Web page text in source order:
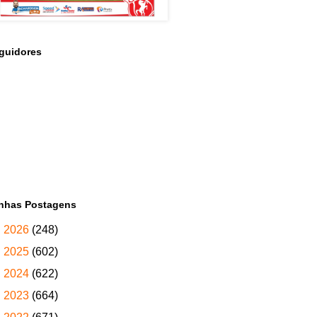
Postagens
2026 (248)
2025 (602)
2024 (622)
2023 (664)